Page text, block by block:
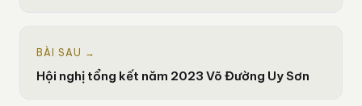
BÀI SAU →
Hội nghị tổng kết năm 2023 Võ Đường Uy Sơn